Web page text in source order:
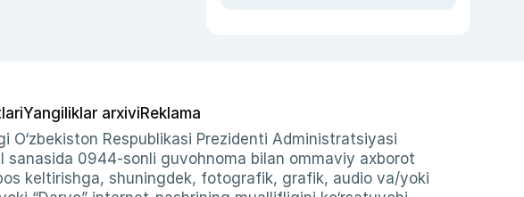
Yangiliklar arxiviReklama
O‘zbekiston Respublikasi Prezidenti Administratsiyasi
0944-sonli guvohnoma bilan ommaviy axborot
keltirishga, shuningdek, fotografik, grafik, audio va/yoki